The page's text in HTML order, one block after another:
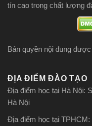
tín cao trong chất lượng
Bản quyền nội dung
ĐỊA ĐIỂM ĐÀO TẠO
Địa điểm học tại Hà Nội:
Hà Nội
Địa điểm học tại